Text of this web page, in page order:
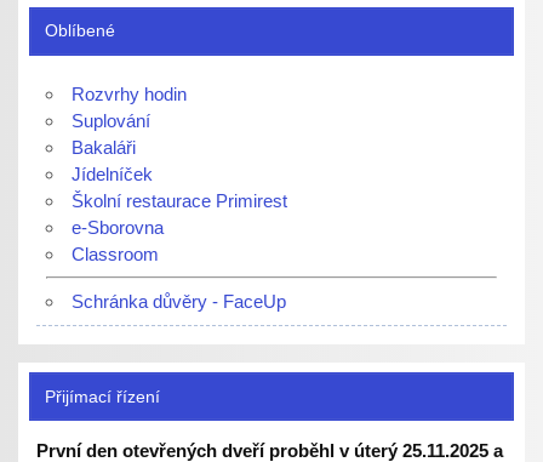
Oblíbené
Rozvrhy hodin
Suplování
Bakaláři
Jídelníček
Školní restaurace Primirest
e-Sborovna
Classroom
Schránka důvěry - FaceUp
Přijímací řízení
První den otevřených dveří proběhl v úterý 25.11.2025 a